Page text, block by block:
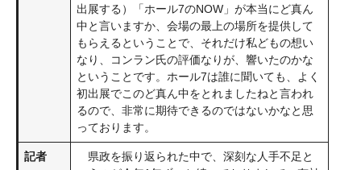
出展する）「ホール7のNOW」が本当にど真ん
中と言いますか、会場の最上の場所を提供して
もらえるということで、それだけ私どもの想い
なり、コンラン氏の評価なりが、響いたのかな
ということです。ホール7は誰に聞いても、よく
初出展でこのど真ん中をとれましたねと言われ
るので、非常に期待できるのではないかなと思
っております。
記者
県政を振り返られた中で、深刻な人手不足と